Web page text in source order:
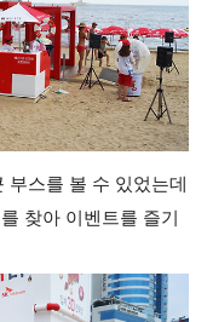
스를 볼 수 있었는데
찾아 이벤트를 즐기